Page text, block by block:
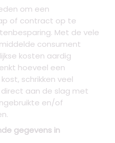
om een
of contract op te
Met de vele
consument
kosten aardig
hoeveel een
schrikken veel
aan de slag met
en/of
gegevens in